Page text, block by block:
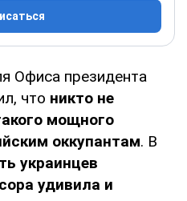
Офиса президента
что никто не
мощного
оккупантам. В
украинцев
удивила и